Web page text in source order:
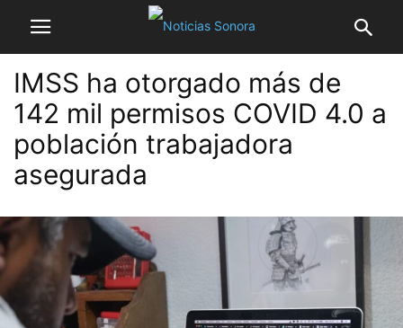
IMSS ha otorgado más de
142 mil permisos COVID 4.0 a
población trabajadora
asegurada